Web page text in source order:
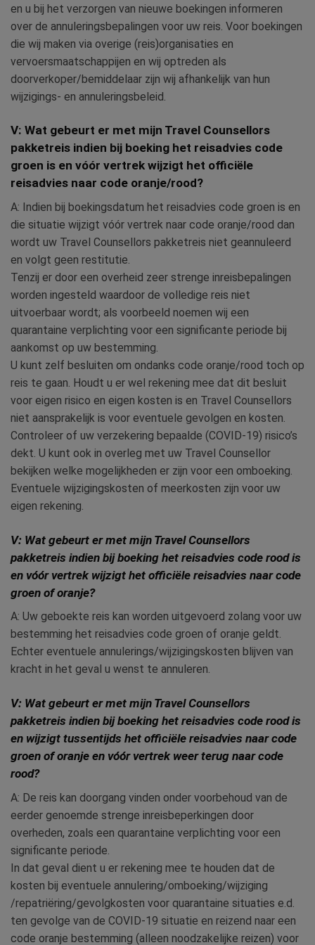
en u bij het verzorgen van nieuwe boekingen informeren
over de annuleringsbepalingen voor uw reis. Voor boekingen
die wij maken via overige (reis)organisaties en
vervoersmaatschappijen en wij optreden als
doorverkoper/bemiddelaar zijn wij afhankelijk van hun
wijzigings- en annuleringsbeleid.
V: Wat gebeurt er met mijn Travel Counsellors
pakketreis indien bij boeking het reisadvies code
groen is en vóór vertrek wijzigt het officiële
reisadvies naar code oranje/rood?
A: Indien bij boekingsdatum het reisadvies code groen is en
die situatie wijzigt vóór vertrek naar code oranje/rood dan
wordt uw Travel Counsellors pakketreis niet geannuleerd
en volgt geen restitutie.
Tenzij er door een overheid zeer strenge inreisbepalingen
worden ingesteld waardoor de volledige reis niet
uitvoerbaar wordt; als voorbeeld noemen wij een
quarantaine verplichting voor een significante periode bij
aankomst op uw bestemming.
U kunt zelf besluiten om ondanks code oranje/rood toch op
reis te gaan. Houdt u er wel rekening mee dat dit besluit
voor eigen risico en eigen kosten is en Travel Counsellors
niet aansprakelijk is voor eventuele gevolgen en kosten.
Controleer of uw verzekering bepaalde (COVID-19) risico’s
dekt. U kunt ook in overleg met uw Travel Counsellor
bekijken welke mogelijkheden er zijn voor een omboeking.
Eventuele wijzigingskosten of meerkosten zijn voor uw
eigen rekening.
V: Wat gebeurt er met mijn Travel Counsellors
pakketreis indien bij boeking het reisadvies code rood is
en vóór vertrek wijzigt het officiële reisadvies naar code
groen of oranje?
A: Uw geboekte reis kan worden uitgevoerd zolang voor uw
bestemming het reisadvies code groen of oranje geldt.
Echter eventuele annulerings/wijzigingskosten blijven van
kracht in het geval u wenst te annuleren.
V: Wat gebeurt er met mijn Travel Counsellors
pakketreis indien bij boeking het reisadvies code rood is
en wijzigt tussentijds het officiële reisadvies naar code
groen of oranje en vóór vertrek weer terug naar code
rood?
A: De reis kan doorgang vinden onder voorbehoud van de
eerder genoemde strenge inreisbeperkingen door
overheden, zoals een quarantaine verplichting voor een
significante periode.
In dat geval dient u er rekening mee te houden dat de
kosten bij eventuele annulering/omboeking/wijziging
/repatriëring/gevolgkosten voor quarantaine situaties e.d.
ten gevolge van de COVID-19 situatie en reizend naar een
code oranje bestemming (alleen noodzakelijke reizen) voor